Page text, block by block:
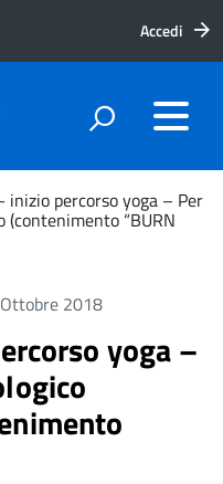
Accedi
inizio percorso yoga – Per
(contenimento “BURN
2018
yoga –